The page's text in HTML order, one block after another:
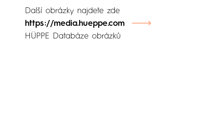
Další obrázky najdete zde
https://media.hueppe.com
HÜPPE Databáze obrázků